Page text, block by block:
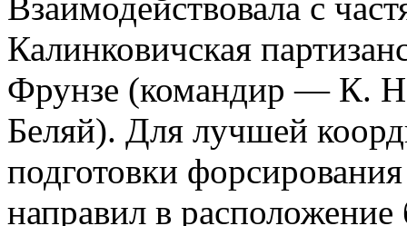
Калинковичская
Фрунзе (командир — К.
Беляй). Для лучшей
подготовки
направил в